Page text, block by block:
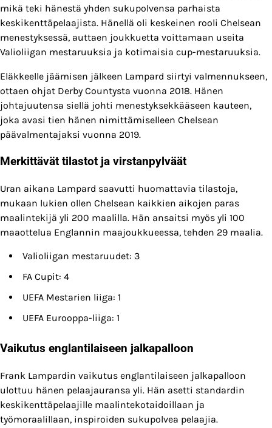
mikä teki hänestä yhden sukupolvensa parhaista
keskikenttäpelaajista. Hänellä oli keskeinen rooli Chelsean
menestyksessä, auttaen joukkuetta voittamaan useita
Valioliigan mestaruuksia ja kotimaisia cup-mestaruuksia.
Eläkkeelle jäämisen jälkeen Lampard siirtyi valmennukseen,
ottaen ohjat Derby Countysta vuonna 2018. Hänen
johtajuutensa siellä johti menestyksekkääseen kauteen,
joka avasi tien hänen nimittämiselleen Chelsean
päävalmentajaksi vuonna 2019.
Merkittävät tilastot ja virstanpylväät
Uran aikana Lampard saavutti huomattavia tilastoja,
mukaan lukien ollen Chelsean kaikkien aikojen paras
maalintekijä yli 200 maalilla. Hän ansaitsi myös yli 100
maaottelua Englannin maajoukkueessa, tehden 29 maalia.
Valioliigan mestaruudet: 3
FA Cupit: 4
UEFA Mestarien liiga: 1
UEFA Eurooppa-liiga: 1
Vaikutus englantilaiseen jalkapalloon
Frank Lampardin vaikutus englantilaiseen jalkapalloon
ulottuu hänen pelaajauransa yli. Hän asetti standardin
keskikenttäpelaajille maalintekotaidoillaan ja
työmoraalillaan, inspiroiden sukupolvea pelaajia.